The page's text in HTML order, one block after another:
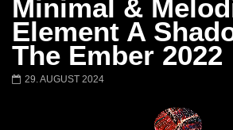
Minimal &
Element A
The Ember 2022
29. AUGUST 2024